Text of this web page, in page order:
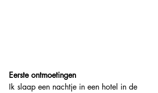
Eerste ontmoetingen
Ik slaap een nachtje in een hotel in de